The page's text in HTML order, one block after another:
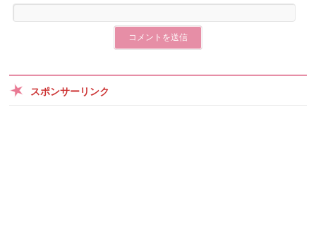
スポンサーリンク